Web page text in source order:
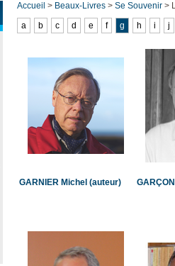
Accueil > Beaux-Livres > Se Souvenir >
a
b c d e f g h i j
GARNIER Michel (auteur)